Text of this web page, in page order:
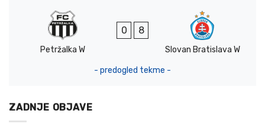
Petržalka W
0 8
Slovan Bratislava W
- predogled tekme -
ZADNJE OBJAVE